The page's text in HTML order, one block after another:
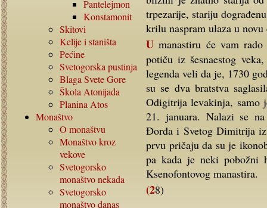
Pantelejmon
Konstamonit
Skitovi
Kelije i staništa
Pećine
Svetogorska pustinja
Blaga Svete Gore
Škola Atonijada
Planina Atos
Monaštvo
O monaštvu
Monaštvo kroz
vekove
Svetogorsko
monaštvo nekada
Svetogorsko
monaštvo danas
trpezarije, stariju
krilu naspram ulaza u
U manastiru će vam rado pokazati ikone Deizisa i Dvanaest apostola, koje
potiču iz šesnaestog
legenda veli da je, 1730
su se dva bratstva
Odigitrija levakinja, samo
21. januara. Nalazi se
Đorđa i Svetog Dimitrija
prvu pričaju da su je
pa kada je neki pobožni
Ksenofontovog manastira.
(28)